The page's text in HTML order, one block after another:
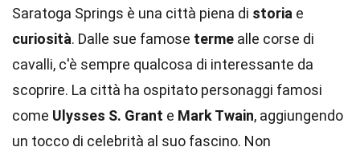
Saratoga Springs è una città piena di storia e
curiosità. Dalle sue famose terme alle corse di
cavalli, c'è sempre qualcosa di interessante da
scoprire. La città ha ospitato personaggi famosi
come Ulysses S. Grant e Mark Twain, aggiungendo
un tocco di celebrità al suo fascino. Non